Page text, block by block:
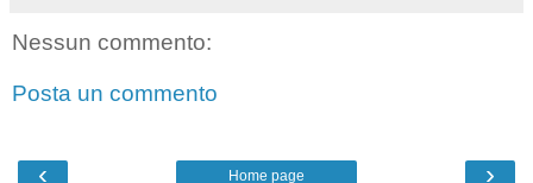
Nessun commento:
Posta un commento
‹ ›
Home page